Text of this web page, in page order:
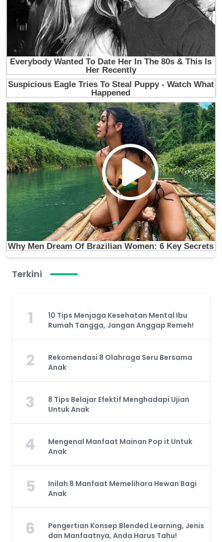
Terkini
1
10 Tips Menjaga Kesehatan Mental Ibu
Rumah Tangga, Jangan Anggap Remeh!
2
Rekomendasi 8 Olahraga Seru Bersama
Anak
3
8 Tips Belajar Efektif Menghadapi Ujian
Untuk Anak
4
Mengenal Manfaat Mainan Pop it Untuk
Anak
5
Inilah 8 Manfaat Memelihara Hewan Bagi
Anak
6
Pengertian Konsep Blended Learning, Jenis
dan Manfaatnya, Anda Harus Tahu!